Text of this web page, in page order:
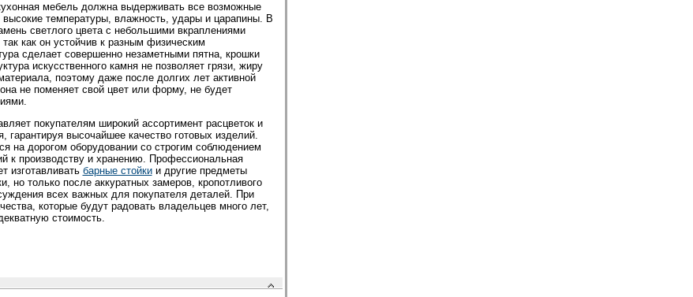
мебель должна выдерживать все возможные
температуры, влажность, удары и царапины. В
светлого цвета с небольшими вкраплениями
как он устойчив к разным физическим
сделает совершенно незаметными пятна, крошки
искусственного камня не позволяет грязи, жиру
поэтому даже после долгих лет активной
не поменяет свой цвет или форму, не будет
покупателям широкий ассортимент расцветок и
гарантируя высочайшее качество готовых изделий.
на дорогом оборудовании со строгим соблюдением
к производству и хранению. Профессиональная
изготавливать барные стойкии другие предметы
но только после аккуратных замеров, кропотливого
всех важных для покупателя деталей. При
которые будут радовать владельцев много лет,
стоимость.